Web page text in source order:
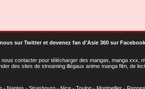
sur Twitteret devenez fan d'Asie 360 sur Facebook
nous contacter pour télécharger des mangas, manga xxx,
des sites de streaming illégaux anime manga film, de